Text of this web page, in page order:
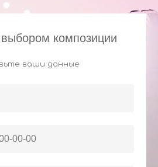
композиции
ваши данные